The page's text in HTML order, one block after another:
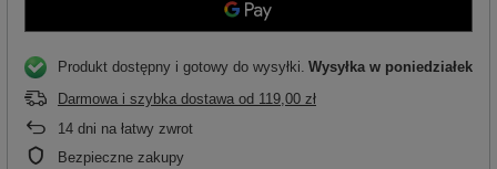
Produkt dostępny i gotowy do wysyłki Wysyłka w poniedziałek
Darmowa i szybka dostawa od 119,00 zł
14 dni na łatwy zwrot
Bezpieczne zakupy